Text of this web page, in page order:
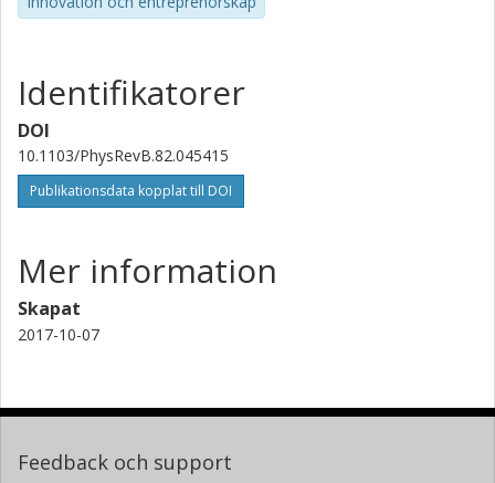
Identifikatorer
DOI
10.1103/PhysRevB.82.045415
Publikationsdata kopplat till DOI
Mer information
Skapat
2017-10-07
Feedback och support